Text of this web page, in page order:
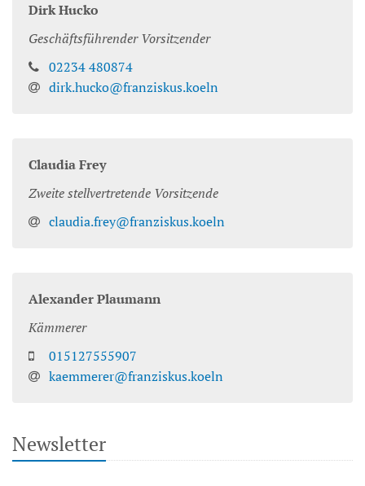
DirkHucko
Geschäftsführender Vorsitzender
02234 480874
dirk.hucko@franziskus.koeln
ClaudiaFrey
Zweite stellvertretende Vorsitzende
claudia.frey@franziskus.koeln
AlexanderPlaumann
Kämmerer
015127555907
kaemmerer@franziskus.koeln
Newsletter